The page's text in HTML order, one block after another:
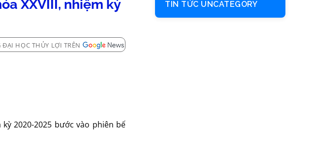
XXVIII, nhiệm kỳ
HỌC THỦY LỢI TRÊN
2020-2025 bước vào phiên bế
TIN TỨC UNCATEGORY